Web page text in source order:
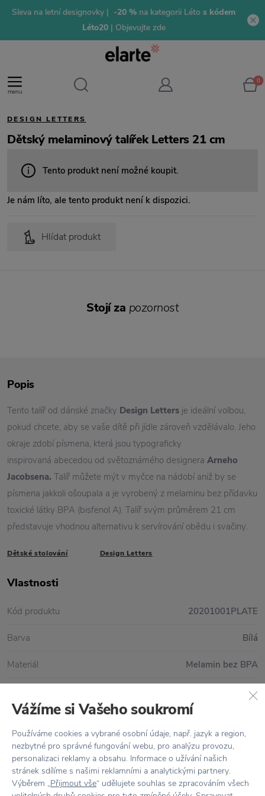
Sleva na letní designovky | -20 % na kategorii Léto s kódem
Léto20 | Objevujte zde
menu
0
DESIGN LETTERS
Dětský melaminový talířek Letters 21 cm
Tento produkt není možné koupit.
Je nám líto, ale tento produkt není k dispozici.
Hlídat produkt
Vše skladem,odesíláme ihned
Popis
Tento talíř od dánské značky Design Letters je ideální volbou,
pokud chcete, aby se vaše dítě při jídle zároveň vzdělávalo. Jeho
okraje zdobí písmena, která jsou typograficky
inspirovaná abecedou od světoznámého designera Arneho
Jacobsena. Talíř můžete mýt v myčce na nádobí aniž by se
písmena jakkoli ošoupala a je vyrobený z melaminu bez přídavku
toxické látky BPA (bisfenol A). Talíř svým průměrem 21 cm
představuje vhodnou alternativu k servírování obědu i svačiny.
Dětské stolování Design Letters
Vlastnosti
Kód produktu 20201001PLATE
Barva Bílá
Materiál Melamin bez BPA
Lze mýt v myčce
Rozměr
Stojí za pozornost
Vážíme si Vašeho soukromí
Používáme cookies a vybrané osobní údaje, např. jazyk a region,
nezbytné pro správné fungování webu, pro analýzu provozu,
personalizaci reklamy a obsahu. Informace o užívání našich
stránek sdílíme s našimi reklamními a analytickými partnery.
Výběrem „Přijmout vše“ udělujete souhlas se zpracováním všech